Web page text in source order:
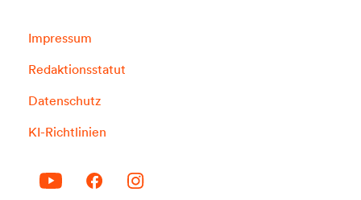
Impressum
Redaktionsstatut
Datenschutz
KI-Richtlinien